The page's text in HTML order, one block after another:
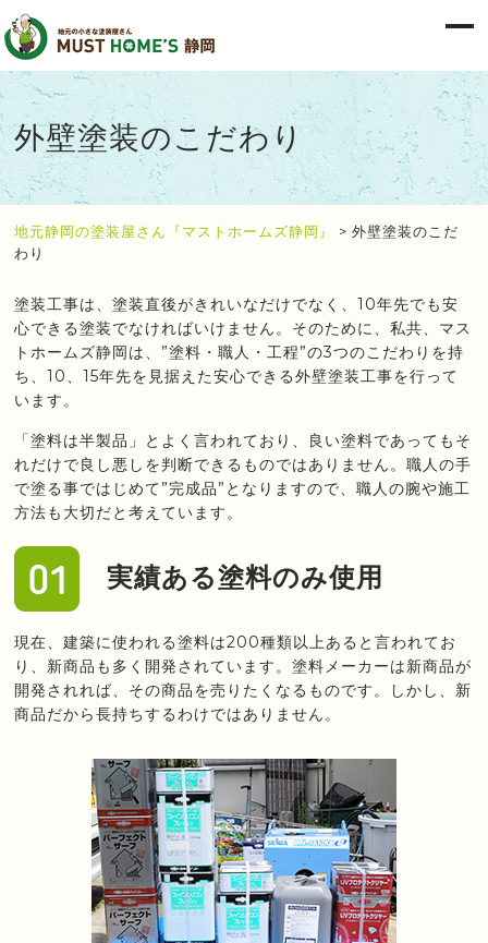
外壁塗装のこだわり
地元静岡の塗装屋さん『マストホームズ静岡』 >外壁塗装のこだ
わり
塗装工事は、塗装直後がきれいなだけでなく、10年先でも安
心できる塗装でなければいけません。そのために、私共、マス
トホームズ静岡は、”塗料・職人・工程”の3つのこだわりを持
ち、10、15年先を見据えた安心できる外壁塗装工事を行って
います。
「塗料は半製品」とよく言われており、良い塗料であってもそ
れだけで良し悪しを判断できるものではありません。職人の手
で塗る事ではじめて”完成品”となりますので、職人の腕や施工
方法も大切だと考えています。
実績ある塗料のみ使用
現在、建築に使われる塗料は200種類以上あると言われてお
り、新商品も多く開発されています。塗料メーカーは新商品が
開発されれば、その商品を売りたくなるものです。しかし、新
商品だから長持ちするわけではありません。